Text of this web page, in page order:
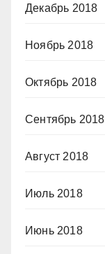
Декабрь 2018
Ноябрь 2018
Октябрь 2018
Сентябрь 2018
Август 2018
Июль 2018
Июнь 2018